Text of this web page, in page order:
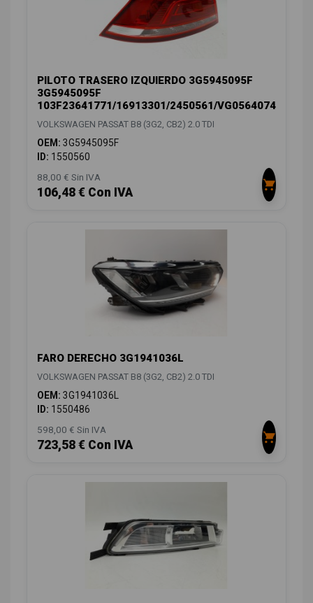
PILOTO TRASERO IZQUIERDO 3G5945095F
3G5945095F
103F23641771/16913301/2450561/VG0564074
VOLKSWAGEN PASSAT B8 (3G2, CB2) 2.0 TDI
OEM: 3G5945095F
ID: 1550560
88,00 € Sin IVA
106,48 € Con IVA
FARO DERECHO 3G1941036L
VOLKSWAGEN PASSAT B8 (3G2, CB2) 2.0 TDI
OEM: 3G1941036L
ID: 1550486
598,00 € Sin IVA
723,58 € Con IVA